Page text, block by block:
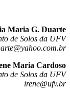
Maria G. Duarte
de Solos da UFV
Maria Cardoso
de Solos da UFV
irene@ufv.br